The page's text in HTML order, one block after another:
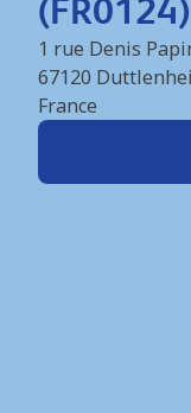
(FR0124)
1 rue Denis
67120
France